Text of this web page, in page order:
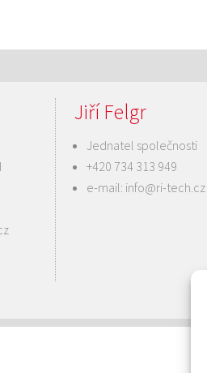
Jiří Felgr
Jednatel společnosti
+420 734 313 949
e-mail: info@ri-tech.cz